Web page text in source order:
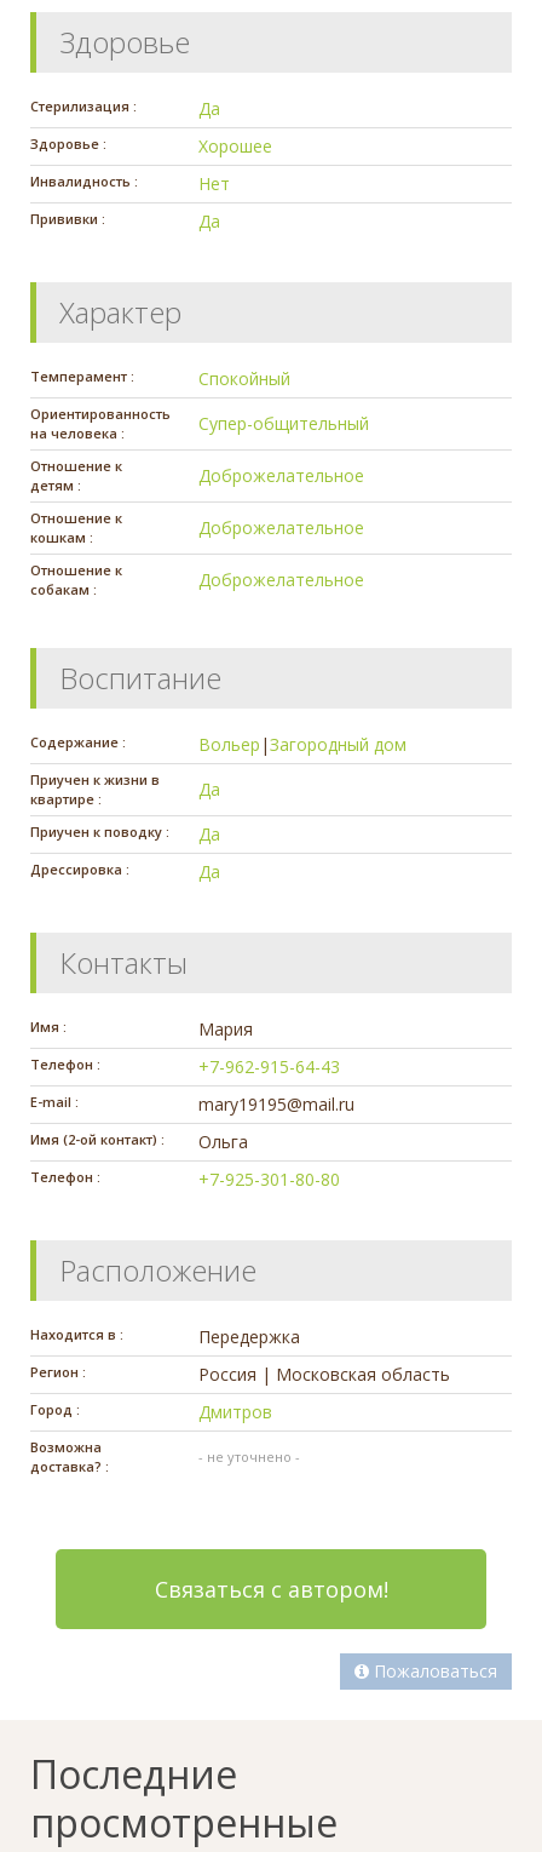
Здоровье
Стерилизация : Да
Здоровье : Хорошее
Инвалидность : Нет
Прививки : Да
Характер
Темперамент : Спокойный
Ориентированность
на человека :
Супер-общительный
Отношение к
детям :
Доброжелательное
Отношение к
кошкам :
Доброжелательное
Отношение к
собакам :
Доброжелательное
Воспитание
Содержание : Вольер |Загородный дом
Приучен к жизни в
квартире :
Да
Приучен к поводку : Да
Дрессировка : Да
Контакты
Имя : Мария
Телефон : +7-962-915-64-43
E-mail : mary19195@mail.ru
Имя (2-ой контакт) : Ольга
Телефон : +7-925-301-80-80
Расположение
Находится в : Передержка
Регион : Россия | Московская область
Город : Дмитров
Возможна
доставка? :
- не уточнено -
Связаться с автором!
Пожаловаться
Последние
просмотренные